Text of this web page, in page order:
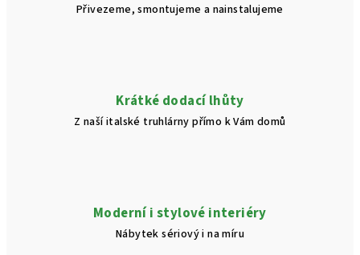
Přivezeme, smontujeme a nainstalujeme
Krátké dodací lhůty
Z naší italské truhlárny přímo k Vám domů
Moderní i stylové interiéry
Nábytek sériový i na míru